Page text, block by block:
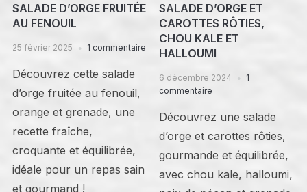
SALADE D’ORGE FRUITÉE
AU FENOUIL
25 février 2025 1 commentaire
Découvrez cette salade
d’orge fruitée au fenouil,
orange et grenade, une
recette fraîche,
croquante et équilibrée,
idéale pour un repas sain
et gourmand !
SALADE D’ORGE ET
CAROTTES RÔTIES,
CHOU KALE ET
HALLOUMI
6 décembre 2024
1
commentaire
Découvrez une salade
d’orge et carottes rôties,
gourmande et équilibrée,
avec chou kale, halloumi,